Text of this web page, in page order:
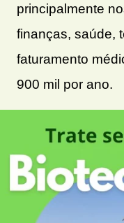
principalmente
finanças, saúde,
faturamento
900 mil por ano.